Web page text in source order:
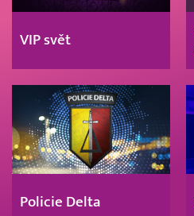
VIP svět
Policie Delta